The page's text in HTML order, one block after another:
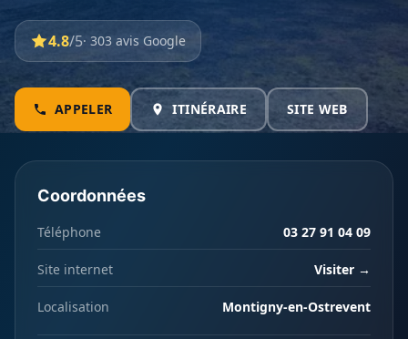
4.8/5· 303 avis Google
APPELER ITINÉRAIRE SITE WEB
Coordonnées
Téléphone 03 27 91 04 09
Site internet Visiter →
Localisation Montigny-en-Ostrevent